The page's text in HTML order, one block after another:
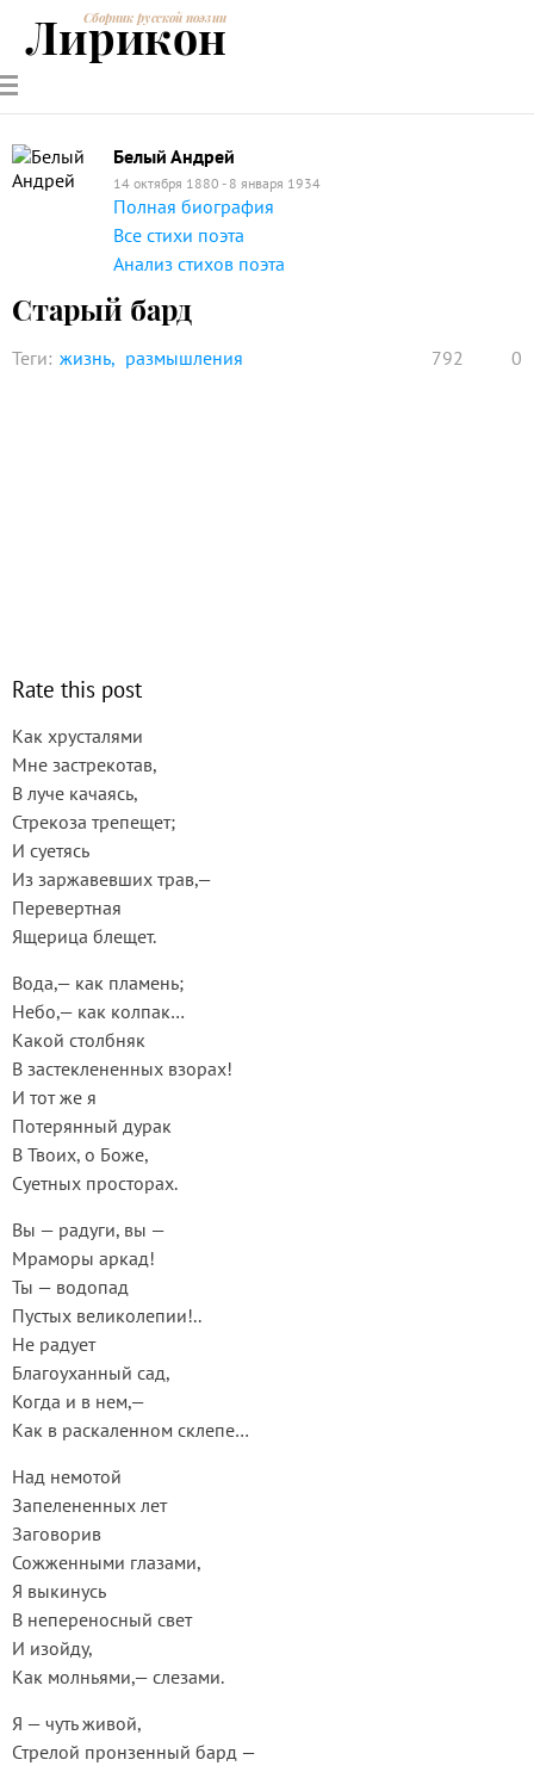
РУССКИЕ
ПОЭТЫ
СОВРЕМЕННИКИЭНЦИКЛОПЕДИЯ
ПОЭЗИИ
Сборник русской поэзии
Лирикон
Белый Андрей
14 октября 1880 - 8 января 1934
Полная биография
Все стихи поэта
Анализ стихов поэта
Старый бард
Теги: жизнь размышления 792 0
Rate this post
Как хрусталями
Мне застрекотав,
В луче качаясь,
Стрекоза трепещет;
И суетясь
Из заржавевших трав,—
Перевертная
Ящерица блещет.
Вода,— как пламень;
Небо,— как колпак…
Какой столбняк
В застеклененных взорах!
И тот же я
Потерянный дурак
В Твоих, о Боже,
Суетных просторах.
Вы — радуги, вы —
Мраморы аркад!
Ты — водопад
Пустых великолепии!..
Не радует
Благоуханный сад,
Когда и в нем,—
Как в раскаленном склепе…
Над немотой
Запелененных лет
Заговорив
Сожженными глазами,
Я выкинусь
В непереносный свет
И изойду,
Как молньями,— слезами.
Я — чуть живой,
Стрелой пронзенный бард —